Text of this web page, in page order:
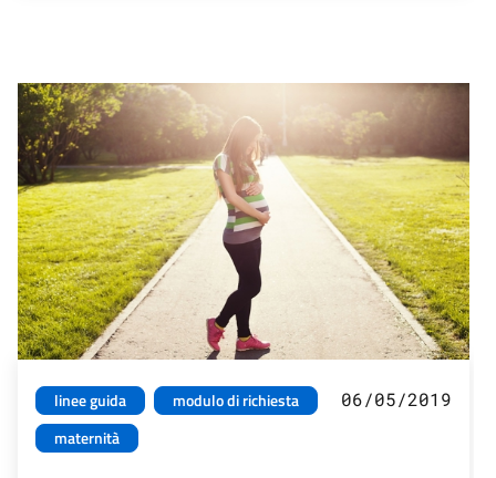
linee guida
modulo di richiesta
maternità
06/05/2019